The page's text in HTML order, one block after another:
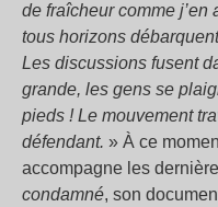
de fraîcheur comme j’en
tous horizons
Les discussions fusent
grande, les gens se
pieds ! Le mouvement
défendant. » À ce
accompagne les
condamné, son